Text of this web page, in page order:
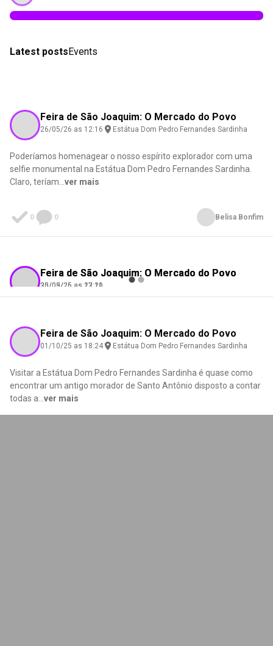
Latest postsEvents
Feira de São Joaquim: O Mercado do Povo
26/05/26 as 12:16 Estátua Dom Pedro Fernandes Sardinha
Poderíamos homenagear o nosso espírito explorador com uma
selfie monumental na Estátua Dom Pedro Fernandes Sardinha.
Claro, teríam
ver mais
0 0 Belisa Bonfim
Feira de São Joaquim: O Mercado do Povo
25/05/26 as 17:11
Feira de São Joaquim: O Mercado do Povo
30/09/25 as 23:20
Feira de São Joaquim: O Mercado do Povo
01/10/25 as 18:24 Estátua Dom Pedro Fernandes Sardinha
Visitar a Estátua Dom Pedro Fernandes Sardinha é quase como
encontrar um antigo morador de Santo Antônio disposto a contar
todas a
ver mais